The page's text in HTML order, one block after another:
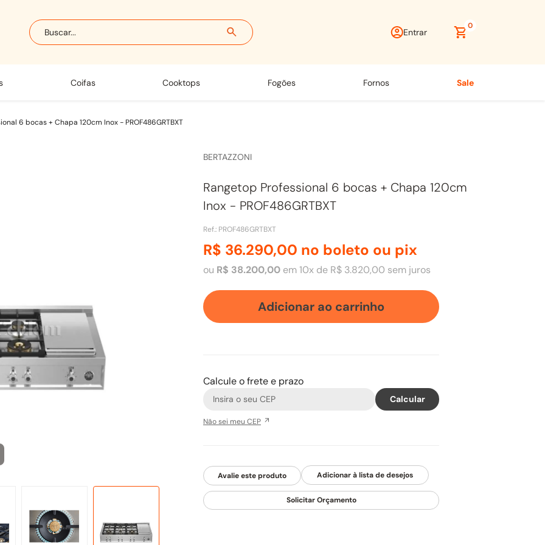
Buscar... Entrar
0
coifas cooktops fogões fornos sale
6 bocas + Chapa 120cm Inox - PROF486GRTBXT
BERTAZZONI
Rangetop Professional 6 bocas + Chapa 120cm
Inox - PROF486GRTBXT
Ref.: PROF486GRTBXT
R$ 36.290,00 no boleto ou pix
ou R$ 38.200,00 em10x de R$ 3.820,00 sem juros
Adicionar ao carrinho
Calcule o frete e prazo
Não sei meu CEP
Avalie este produto
Solicitar Orçamento